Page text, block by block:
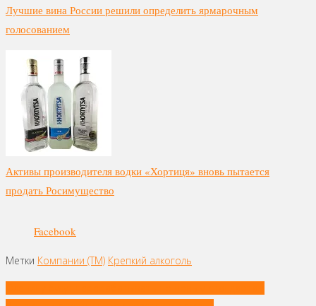
Лучшие вина России решили определить ярмарочным
голосованием
Активы производителя водки «Хортиця» вновь пытается
продать Росимущество
Facebook
Метки Компании (ТМ) Крепкий алкоголь